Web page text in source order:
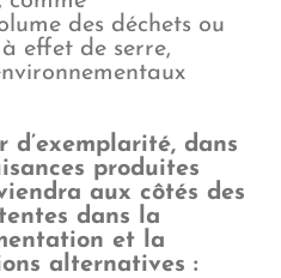
des déchets ou
à effet de serre,
d’exemplarité, dans
produites
aux côtés des
dans la
et la
alternatives :